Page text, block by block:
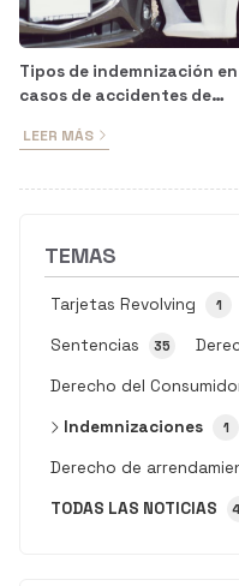
TEMAS
TODAS LAS NOTICIAS
Tarjetas Revolving 1
Sentencias 35
Derecho del
Indemnizaciones 1
Derecho de
Tipos de indemnización en
casos de accidentes de
LEER MÁS